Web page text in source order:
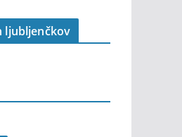
ljubljenčkov